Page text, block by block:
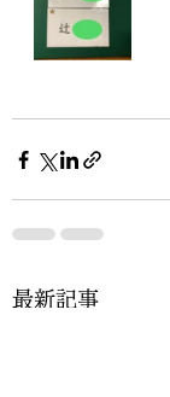
最新記事